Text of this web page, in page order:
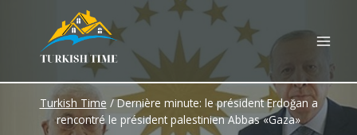
content
Turkish Time /Dernière minute: le président Erdoğan a
rencontré le président palestinien Abbas «Gaza»